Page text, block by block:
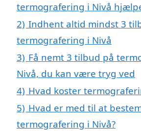
termografering i Nivå
2) Indhent altid mindst 3
termografering i Nivå
3) Få nemt 3 tilbud på
Nivå, du kan være tryg ved
4) Hvad koster
5) Hvad er med til at
termografering i Nivå?